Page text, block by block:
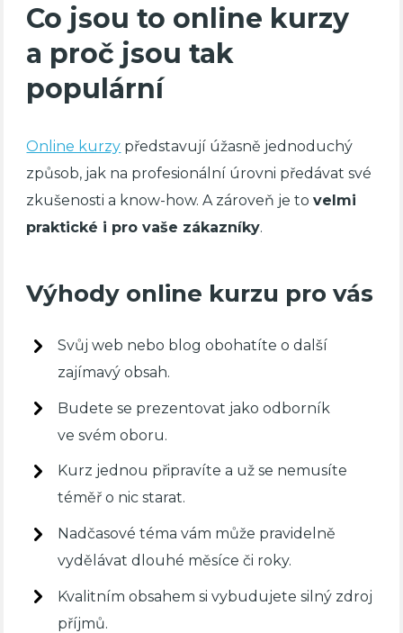
Co jsou to online kurzy
a proč jsou tak
populární
Online kurzy představují úžasně jednoduchý
způsob, jak na profesionální úrovni předávat své
zkušenosti a know-how. A zároveň je tovelmi
praktické i pro vaše zákazníky.
Výhody online kurzu pro vás
Svůj web nebo blog obohatíte o další
zajímavý obsah.
Budete se prezentovat jako odborník
ve svém oboru.
Kurz jednou připravíte a už se nemusíte
téměř o nic starat.
Nadčasové téma vám může pravidelně
vydělávat dlouhé měsíce či roky.
Kvalitním obsahem si vybudujete silný zdroj
příjmů.